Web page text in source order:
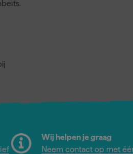
Wij helpen je graag
Neem contact op met